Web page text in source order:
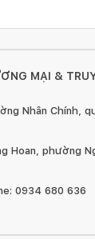
MẠI &
Nhân Chính,
Hoan, phường
0934 680 636